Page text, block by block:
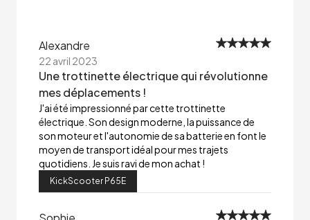
Alexandre
22 avril 2023
Une trottinette électrique qui révolutionne
mes déplacements !
J'ai été impressionné par cette trottinette
électrique. Son design moderne, la puissance de
son moteur et l'autonomie de sa batterie en font le
moyen de transport idéal pour mes trajets
quotidiens. Je suis ravi de mon achat !
KickScooter P65E